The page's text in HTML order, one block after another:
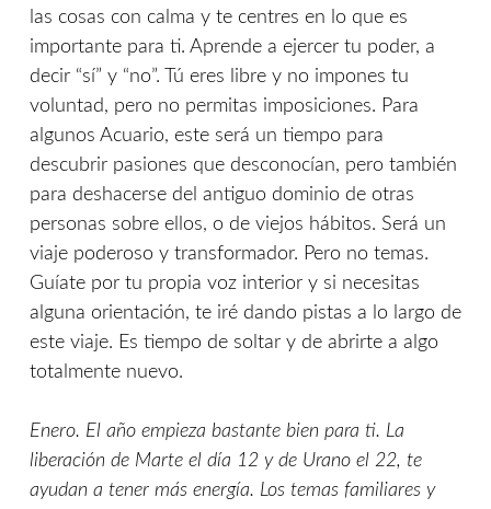
las cosas con calma y te centres en lo que es
importante para ti. Aprende a ejercer tu poder, a
decir “sí” y “no”. Tú eres libre y no impones tu
voluntad, pero no permitas imposiciones. Para
algunos Acuario, este será un tiempo para
descubrir pasiones que desconocían, pero también
para deshacerse del antiguo dominio de otras
personas sobre ellos, o de viejos hábitos. Será un
viaje poderoso y transformador. Pero no temas.
Guíate por tu propia voz interior y si necesitas
alguna orientación, te iré dando pistas a lo largo de
este viaje. Es tiempo de soltar y de abrirte a algo
totalmente nuevo.
Enero. El año empieza bastante bien para ti. La
liberación de Marte el día 12 y de Urano el 22, te
ayudan a tener más energía. Los temas familiares y